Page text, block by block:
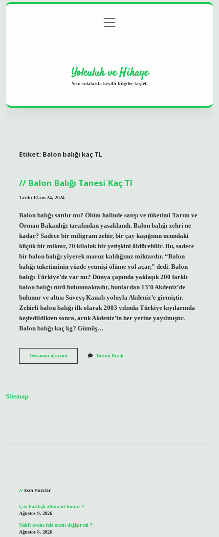
Gizlilik Politikası
menüyü
aç
Yolculuk ve Hikaye
Yeni rotalarda keyifli bilgiler keşfet!
Etiket: Balon balığı kaç TL
Balon Balığı Tanesi Kaç Tl
Tarih: Ekim 24, 2024
Balon balığı satılır mı? Ölüm halinde satışı ve tüketimi Tarım ve
Orman Bakanlığı tarafından yasaklandı. Balon balığı zehri ne
kadar? Sadece bir miligram zehir, bir çay kaşığının ucundaki
küçük bir miktar, 70 kiloluk bir yetişkini öldürebilir. Bu, sadece
bir balon balığı yiyerek maruz kaldığınız miktardır. “Balon
balığı tüketiminin yüzde yetmişi ölüme yol açar,” dedi. Balon
balığı Türkiye’de var mı? Dünya çapında yaklaşık 200 farklı
balon balığı türü bulunmaktadır, bunlardan 13’ü Akdeniz’de
bulunur ve altısı Süveyş Kanalı yoluyla Akdeniz’e girmiştir.
Zehirli balon balığı ilk olarak 2003 yılında Türkiye kıyılarında
keşfedildikten sonra, artık Akdeniz’in her yerine yayılmıştır.
Balon balığı kaç kg? Gümüş…
Devamını okuyunBalon
Yorum Bırak
Sitemap
Son Yazılar
Çay bardağı altına ne konur ?
Ağustos 9, 2026
Nakit avans faiz oranı değişir mi ?
Ağustos 8, 2026